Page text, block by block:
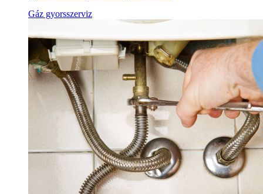
Gáz gyorsszerviz